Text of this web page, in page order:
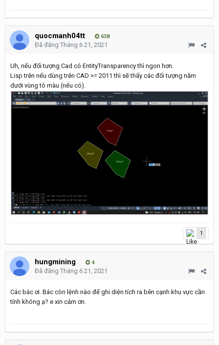
quocmanh04tt 638
Đã đăng Tháng 6 21, 2021
Uh, nếu đối tượng Cad có EntityTransparency thì ngon hơn.
Lisp trên nếu dùng trên CAD >= 2011 thì sẽ thấy các đối tượng nằm
dưới vùng tô màu (nếu có).
1
hungmining 4
Đã đăng Tháng 6 21, 2021
Các bác ơi. Bác còn lệnh nào để ghi diện tích ra bên cạnh khu vực cần
tính không ạ? e xin cảm ơn.